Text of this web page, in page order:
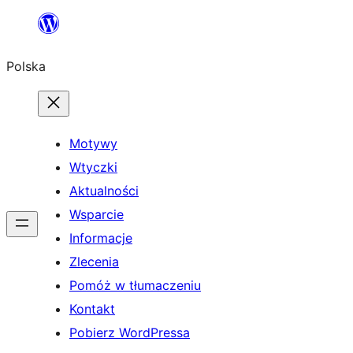
Przejdź
treści
Polska
Motywy
Wtyczki
Aktualności
Wsparcie
Informacje
Zlecenia
Pomóż w tłumaczeniu
Kontakt
Pobierz WordPressa